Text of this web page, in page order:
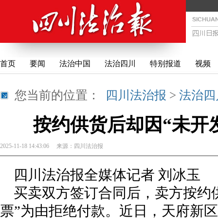
首页 要闻 法治中国 法治四川 特别报道 视频
您当前的位置： 四川法治报 > 法治
按约供货后却因“未开
2025-11-18 14:43:06 来源： 四川法治报
四川法治报全媒体记者 刘冰玉
买卖双方签订合同后，卖方按约
票”为由拒绝付款。近日，天府新